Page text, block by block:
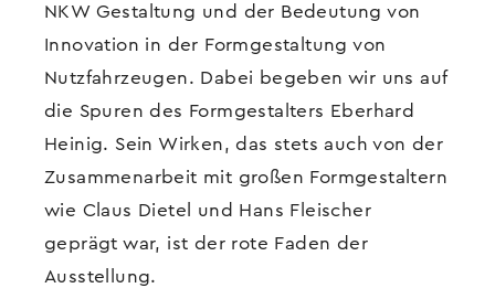
NKW Gestaltung und der Bedeutung von
Innovation in der Formgestaltung von
Nutzfahrzeugen. Dabei begeben wir uns auf
die Spuren des Formgestalters Eberhard
Heinig. Sein Wirken, das stets auch von der
Zusammenarbeit mit großen Formgestaltern
wie Claus Dietel und Hans Fleischer
geprägt war, ist der rote Faden der
Ausstellung.